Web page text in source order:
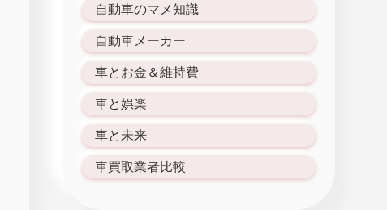
自動車のマメ知識
自動車メーカー
車とお金＆維持費
車と娯楽
車と未来
車買取業者比較